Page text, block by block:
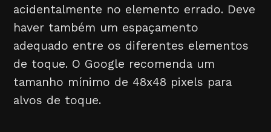
acidentalmente no elemento errado. Deve
haver também um espaçamento
adequado entre os diferentes elementos
de toque. O Google recomenda um
tamanho mínimo de 48x48 pixels para
alvos de toque.